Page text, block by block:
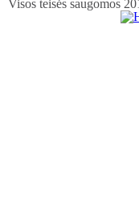
Visos teisės saugomos